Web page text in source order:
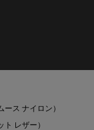
ス ナイロン）
レザー）